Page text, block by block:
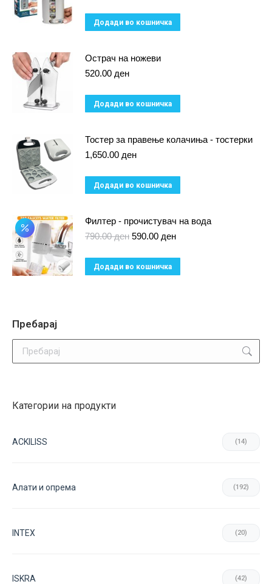
Додади во кошничка
Острач на ножеви
520.00 ден
Додади во кошничка
Тостер за правење колачиња - тостерки
1,650.00 ден
Додади во кошничка
Филтер - прочистувач на вода
790.00ден Original
was:
790.00 ден.
590.00 денCurrent
is:
Додади во кошничка
Пребарај
Категории на продукти
ACKILISS (14)
Aлати и опрема (192)
INTEX (20)
ISKRA (42)